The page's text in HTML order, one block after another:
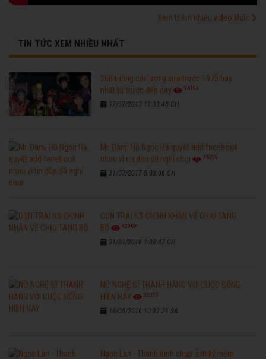
Xem thêm nhiều video khác
TIN TỨC XEM NHIỀU NHẤT
260 tuồng cải lương xưa trước 1975 hay
nhất từ trước đến nay
96194
17/07/2017 11:33:48 CH
Mr. Đàm, Hồ Ngọc Hà quyết add facebook
nhau vì tin đồn đã nghỉ chơi
76299
31/07/2017 5:03:06 CH
CON TRAI NS CHINH NHẪN VỀ CHỊU TANG
BỐ
42969
31/01/2016 1:08:47 CH
NỮ NGHỆ SĨ THANH HẰNG VỚI CUỘC SỐNG
HIỆN NAY
32573
18/05/2016 10:22:21 SA
Ngọc Lan - Thanh Bình chụp ảnh kỷ niệm